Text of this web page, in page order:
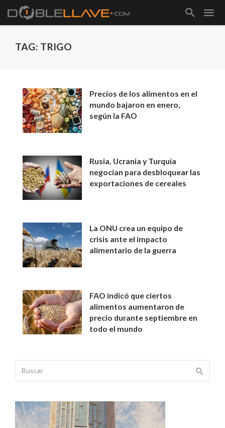
TAG: TRIGO
Precios de los alimentos en el
mundo bajaron en enero,
según la FAO
Rusia, Ucrania y Turquía
negocian para desbloquear las
exportaciones de cereales
La ONU crea un equipo de
crisis ante el impacto
alimentario de la guerra
FAO indicó que ciertos
alimentos aumentaron de
precio durante septiembre en
todo el mundo